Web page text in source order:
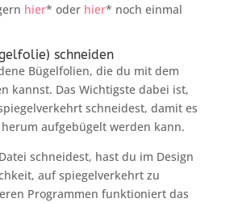
hier* oder hier* noch einmal
schneiden
Bügelfolien, die du mit dem
kannst. Das Wichtigste dabei ist,
schneidest, damit es
aufgebügelt werden kann.
schneidest, hast du im Design
auf spiegelverkehrt zu
Programmen funktioniert das